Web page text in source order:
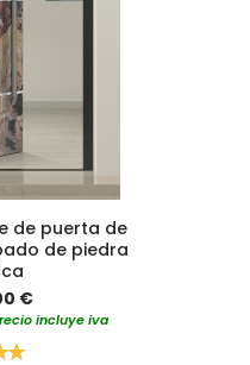
de puerta de
de piedra
€
incluye iva